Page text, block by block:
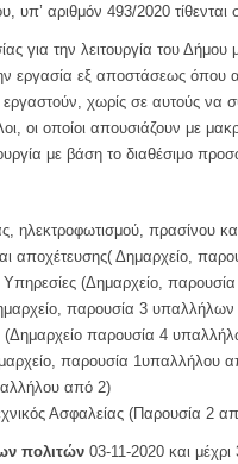
αριθμόν 493/2020 τίθενται
για την λειτουργία του
εργασία εξ αποστάσεως όπου
χωρίς σε αυτούς να
οι οποίοι απουσιάζουν με
με βάση το διαθέσιμο
ηλεκτροφωτισμού,
αποχέτευσης( Δημαρχείο,
Υπηρεσίες (Δημαρχείο,
παρουσία 3
(Δημαρχείο παρουσία 4
παρουσία 1υπαλλήλου
από 2)
Ασφαλείας (Παρουσία 2
πολιτών03-11-2020 και